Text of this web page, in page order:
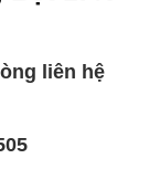
liên hệ